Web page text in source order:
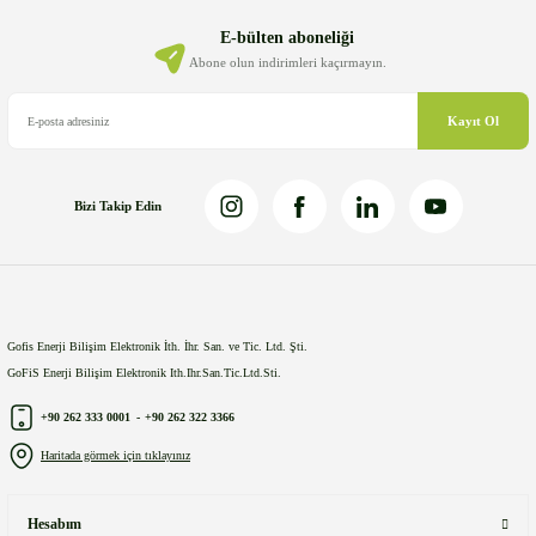
Ürün bilgilerinde hatalar bulunuyor.
Ürün fiyatı diğer sitelerden daha pahalı.
E-bülten aboneliği
Abone olun indirimleri kaçırmayın.
Kayıt Ol
Bizi Takip Edin
Gofis Enerji Bilişim Elektronik İth. İhr. San. ve Tic. Ltd. Şti.
GoFiS Enerji Bilişim Elektronik Ith.Ihr.San.Tic.Ltd.Sti.
+90 262 333 0001 - +90 262 322 3366
Haritada görmek için tıklayınız
Hesabım